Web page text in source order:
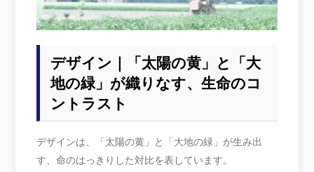
デザイン｜「太陽の黄」と「大
地の緑」が織りなす、生命のコ
ントラスト
デザインは、「太陽の黄」と「大地の緑」が生み出
す、命のはっきりした対比を表しています。